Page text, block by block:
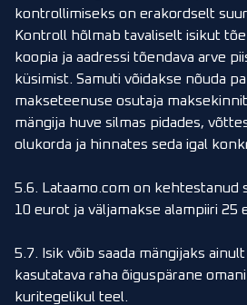
kontrollimiseks on erakordselt
Kontroll hõlmab tavaliselt isikut
koopia ja aadressi tõendava arve
küsimist. Samuti võidakse nõuda
makseteenuse osutaja
mängija huve silmas pidades,
olukorda ja hinnates seda igal
5.6. Lataamo.com on kehtestanud
10 eurot ja väljamakse alampiiri 25
5.7. Isik võib saada mängijaks
kasutatava raha õiguspärane
kuritegelikul teel.